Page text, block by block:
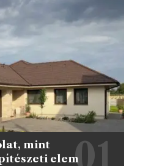
mint
elem